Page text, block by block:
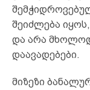
შეიძლება
და არა მხოლოდ
დაავადებები.
მიზეზი